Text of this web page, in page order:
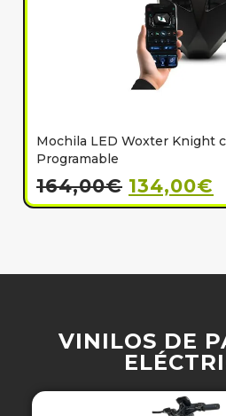
Mochila LED Woxter Knight
Programable
164,00€ 134,00€
VINILOS DE